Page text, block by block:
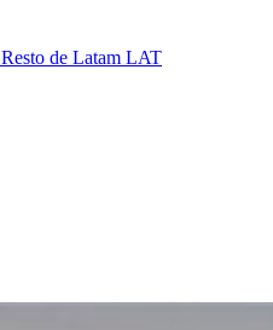
Resto de Latam LAT